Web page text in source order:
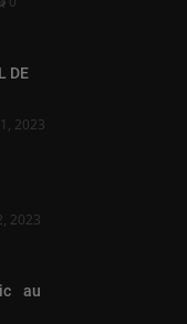
DE
2023
2023
au